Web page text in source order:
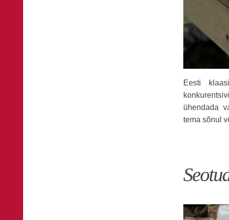
Eesti
ühendada
tema sõnul